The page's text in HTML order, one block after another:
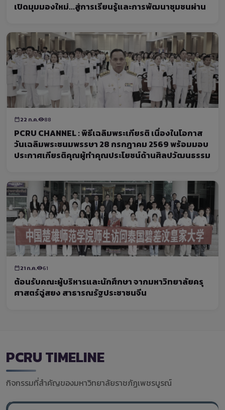
เปิดมุมมองใหม่...สู่การเรียนรู้และการพัฒนาชุมชนผ่าน
22 ก.ค. 88
PCRU CHANNEL : พิธีเฉลิมพระเกียรติ เนื่องในโอกาส
วันเฉลิมพระชนมพรรษา 28 กรกฎาคม 2569 พร้อมมอบ
ประกาศเกียรติคุณผู้ทำคุณประโยชน์ด้านศิลปวัฒนธรรม
21 ก.ค. 61
ต้อนรับคณะผู้บริหารและนักศึกษา จากมหาวิทยาลัยครุ
ศาสตร์ฉู่สยง สาธารณรัฐประชาชนจีน
PCRU TIMELINE
กิจกรรมที่สำคัญของมหาวิทยาลัยราชภัฏเพชรบูรณ์